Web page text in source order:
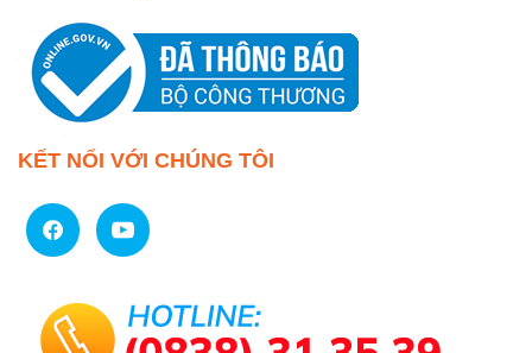
KẾT NỐI VỚI CHÚNG TÔI